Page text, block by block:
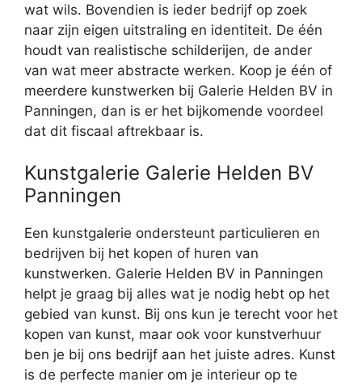
wat wils. Bovendien is ieder bedrijf op zoek
naar zijn eigen uitstraling en identiteit. De één
houdt van realistische schilderijen, de ander
van wat meer abstracte werken. Koop je één of
meerdere kunstwerken bij Galerie Helden BV in
Panningen, dan is er het bijkomende voordeel
dat dit fiscaal aftrekbaar is.
Kunstgalerie Galerie Helden BV
Panningen
Een kunstgalerie ondersteunt particulieren en
bedrijven bij het kopen of huren van
kunstwerken. Galerie Helden BV in Panningen
helpt je graag bij alles wat je nodig hebt op het
gebied van kunst. Bij ons kun je terecht voor het
kopen van kunst, maar ook voor kunstverhuur
ben je bij ons bedrijf aan het juiste adres. Kunst
is de perfecte manier om je interieur op te